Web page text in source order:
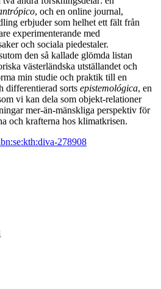
, och en online journal,
erbjuder som helhet ett fält från
experimenterande med
och sociala piedestaler.
den så kallade glömda listan
västerländska utställandet och
min studie och praktik till en
differentierad sorts epistemológica, en
vi kan dela som objekt-relationer
mer-än-mänskliga perspektiv för
och krafterna hos klimatkrisen.
278908